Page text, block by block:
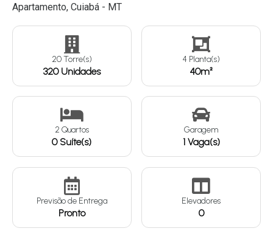
Apartamento, Cuiabá - MT
20 Torre(s)
320 Unidades
4 Planta(s)
40m²
2 Quartos
0 Suíte(s)
Garagem
1 Vaga(s)
Previsão de Entrega
Pronto
Elevadores
0
Continuar